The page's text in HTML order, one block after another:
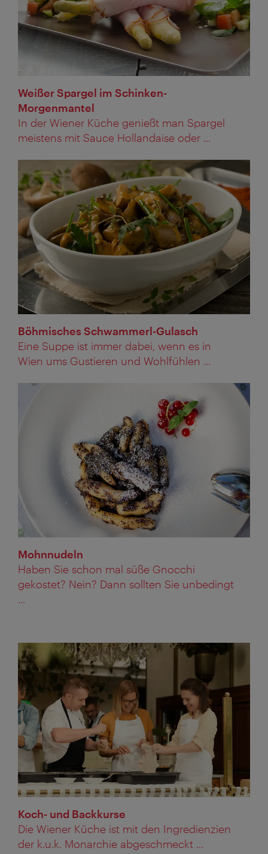
Weißer Spargel im Schinken-
Morgenmantel
In der Wiener Küche genießt man Spargel
meistens mit Sauce Hollandaise oder ...
Böhmisches Schwammerl-Gulasch
Eine Suppe ist immer dabei, wenn es in
Wien ums Gustieren und Wohlfühlen ...
Mohnnudeln
Haben Sie schon mal süße Gnocchi
gekostet? Nein? Dann sollten Sie unbedingt
...
Koch- und Backkurse
Die Wiener Küche ist mit den Ingredienzien
der k.u.k. Monarchie abgeschmeckt ...